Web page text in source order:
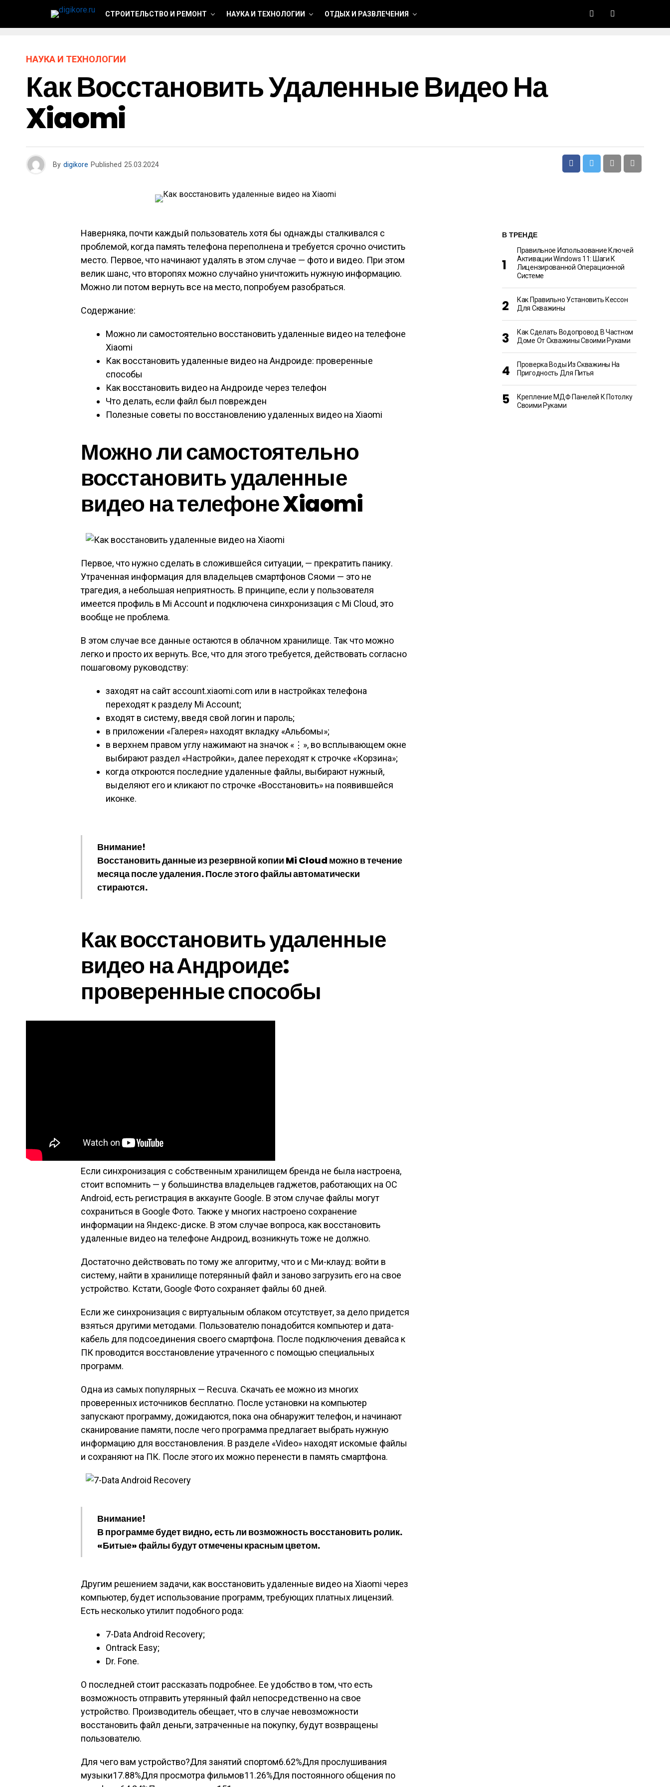
СТРОИТЕЛЬСТВО И РЕМОНТ НАУКА И ТЕХНОЛОГИИ ОТДЫХ И РАЗВЛЕЧЕНИЯ
НАУКА И ТЕХНОЛОГИИ
Как Восстановить Удаленные Видео На
Xiaomi
By digikore Published 25.03.2024
Наверняка, почти каждый пользователь хотя бы однажды сталкивался с
проблемой, когда память телефона переполнена и требуется срочно очистить
место. Первое, что начинают удалять в этом случае — фото и видео. При этом
велик шанс, что второпях можно случайно уничтожить нужную информацию.
Можно ли потом вернуть все на место, попробуем разобраться.
Содержание:
Можно ли самостоятельно восстановить удаленные видео на телефоне
Xiaomi
Как восстановить удаленные видео на Андроиде: проверенные
способы
Как восстановить видео на Андроиде через телефон
Что делать, если файл был поврежден
Полезные советы по восстановлению удаленных видео на Xiaomi
Можно ли самостоятельно
восстановить удаленные
видео на телефоне Xiaomi
Первое, что нужно сделать в сложившейся ситуации, — прекратить панику.
Утраченная информация для владельцев смартфонов Сяоми — это не
трагедия, а небольшая неприятность. В принципе, если у пользователя
имеется профиль в Mi Account и подключена синхронизация с Mi Cloud, это
вообще не проблема.
В этом случае все данные остаются в облачном хранилище. Так что можно
легко и просто их вернуть. Все, что для этого требуется, действовать согласно
пошаговому руководству:
заходят на сайт account.xiaomi.com или в настройках телефона
переходят к разделу Mi Account;
входят в систему, введя свой логин и пароль;
в приложении «Галерея» находят вкладку «Альбомы»;
в верхнем правом углу нажимают на значок «⋮», во всплывающем окне
выбирают раздел «Настройки», далее переходят к строчке «Корзина»;
когда откроются последние удаленные файлы, выбирают нужный,
выделяют его и кликают по строчке «Восстановить» на появившейся
иконке.
Внимание!
Восстановить данные из резервной копии Mi Cloud можно в течение
месяца после удаления. После этого файлы автоматически
стираются.
Как восстановить удаленные
видео на Андроиде:
проверенные способы
Если синхронизация с собственным хранилищем бренда не была настроена,
стоит вспомнить — у большинства владельцев гаджетов, работающих на ОС
Android, есть регистрация в аккаунте Google. В этом случае файлы могут
сохраниться в Google Фото. Также у многих настроено сохранение
информации на Яндекс-диске. В этом случае вопроса, как восстановить
удаленные видео на телефоне Андроид, возникнуть тоже не должно.
Достаточно действовать по тому же алгоритму, что и с Ми-клауд: войти в
систему, найти в хранилище потерянный файл и заново загрузить его на свое
устройство. Кстати, Google Фото сохраняет файлы 60 дней.
Если же синхронизация с виртуальным облаком отсутствует, за дело придется
взяться другими методами. Пользователю понадобится компьютер и дата-
кабель для подсоединения своего смартфона. После подключения девайса к
ПК проводится восстановление утраченного с помощью специальных
программ.
Одна из самых популярных — Recuva. Скачать ее можно из многих
проверенных источников бесплатно. После установки на компьютер
запускают программу, дожидаются, пока она обнаружит телефон, и начинают
сканирование памяти, после чего программа предлагает выбрать нужную
информацию для восстановления. В разделе «Video» находят искомые файлы
и сохраняют на ПК. После этого их можно перенести в память смартфона.
Внимание!
В программе будет видно, есть ли возможность восстановить ролик.
«Битые» файлы будут отмечены красным цветом.
Другим решением задачи, как восстановить удаленные видео на Xiaomi через
компьютер, будет использование программ, требующих платных лицензий.
Есть несколько утилит подобного рода:
7-Data Android Recovery;
Ontrack Easy;
Dr. Fone.
О последней стоит рассказать подробнее. Ее удобство в том, что есть
возможность отправить утерянный файл непосредственно на свое
устройство. Производитель обещает, что в случае невозможности
восстановить файл деньги, затраченные на покупку, будут возвращены
пользователю.
Для чего вам устройство?Для занятий спортом6.62%Для прослушивания
музыки17.88%Для просмотра фильмов11.26%Для постоянного общения по
В ТРЕНДЕ
Правильное Использование Ключей
Активации Windows 11: Шаги К
Лицензированной Операционной
Системе
Как Правильно Установить Кессон
Для Скважины
Как Сделать Водопровод В Частном
Доме От Скважины Своими Руками
Проверка Воды Из Скважины На
Пригодность Для Питья
Крепление МДФ Панелей К Потолку
Своими Руками